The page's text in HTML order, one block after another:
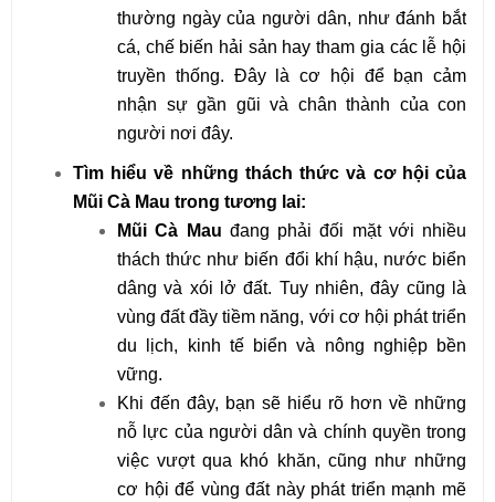
thường ngày của người dân, như đánh bắt
cá, chế biến hải sản hay tham gia các lễ hội
truyền thống. Đây là cơ hội để bạn cảm
nhận sự gần gũi và chân thành của con
người nơi đây.
Tìm hiểu về những thách thức và cơ hội của
Mũi Cà Mau trong tương lai:
Mũi Cà Mau đang phải đối mặt với nhiều
thách thức như biến đổi khí hậu, nước biển
dâng và xói lở đất. Tuy nhiên, đây cũng là
vùng đất đầy tiềm năng, với cơ hội phát triển
du lịch, kinh tế biển và nông nghiệp bền
vững.
Khi đến đây, bạn sẽ hiểu rõ hơn về những
nỗ lực của người dân và chính quyền trong
việc vượt qua khó khăn, cũng như những
cơ hội để vùng đất này phát triển mạnh mẽ